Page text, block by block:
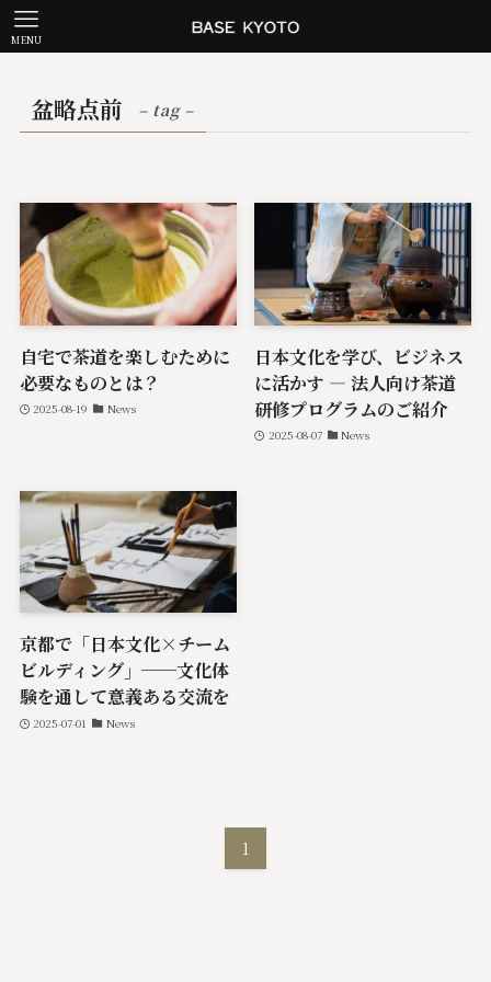
MENU
盆略点前 – tag –
自宅で茶道を楽しむために
必要なものとは？
2025-08-19 News
日本文化を学び、ビジネス
に活かす ― 法人向け茶道
研修プログラムのご紹介
2025-08-07 News
京都で「日本文化×チーム
ビルディング」──文化体
験を通して意義ある交流を
2025-07-01 News
1